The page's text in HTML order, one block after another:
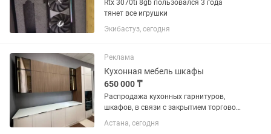
Rtx 3070ti 8gb пользовался 3 года
тянет все игрушки
Экибастуз, сегодня
Реклама
Кухонная мебель шкафы
650 000 ₸
Распродажа кухонных гарнитуров,
шкафов, в связи с закрытием торговой
точки, цена за гарнитур 750000 тг -
торг, шкаф- 500000 тг торг
Астана, сегодня